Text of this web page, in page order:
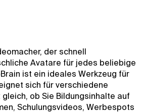
der schnell
Avatare für jedes beliebige
ist ein ideales Werkzeug für
sich für verschiedene
ob Sie Bildungsinhalte auf
Schulungsvideos, Werbespots